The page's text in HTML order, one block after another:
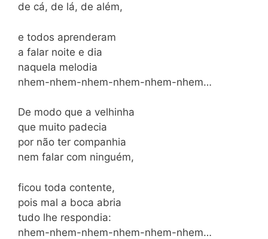
de cá, de lá, de além,
e todos aprenderam
a falar noite e dia
naquela melodia
nhem-nhem-nhem-nhem-nhem-nhem…
De modo que a velhinha
que muito padecia
por não ter companhia
nem falar com ninguém,
ficou toda contente,
pois mal a boca abria
tudo lhe respondia:
nhem-nhem-nhem-nhem-nhem-nhem…